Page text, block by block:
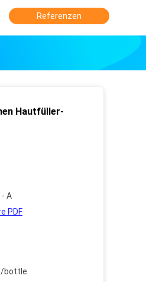
Referenzen
Hautfüller-
A
PDF
bottle